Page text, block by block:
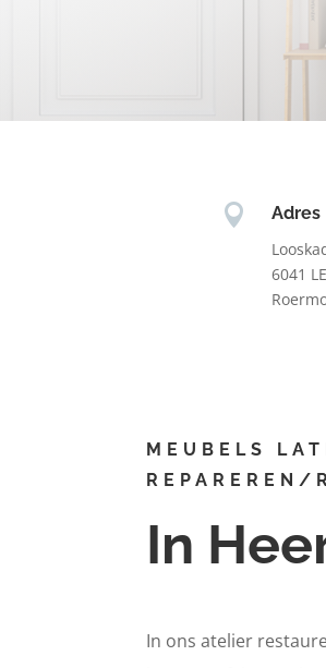

Adres
6041 LE
MEUBELS
REPAREREN/
In
In ons atelier